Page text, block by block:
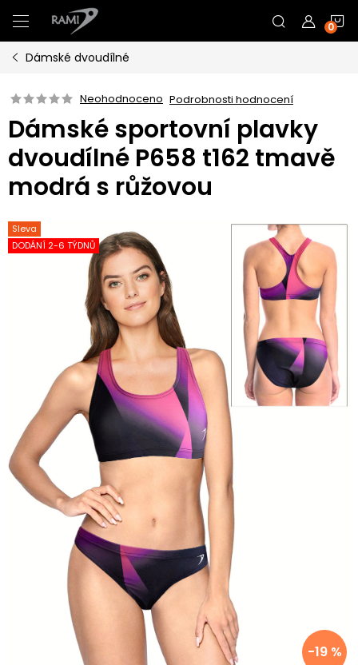
na
obsah
Dámské dvoudílné
Neohodnoceno Podrobnosti hodnocení
Dámské sportovní plavky
dvoudílné P658 t162 tmavě
modrá s růžovou
Sleva
DODÁNÍ 2-6 TÝDNŮ
-19 %